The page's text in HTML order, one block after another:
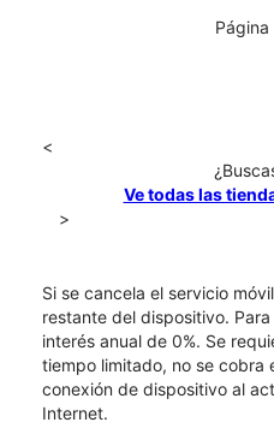
Página
<
Ve todas las
>
Si se cancela el servicio
restante del dispositivo.
interés anual de 0%. Se
tiempo limitado, no se cobra
conexión de dispositivo al
Internet.